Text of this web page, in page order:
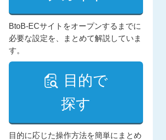
BtoB-ECサイトをオープンするまでに
必要な設定を、まとめて解説していま
す。
目的で
探す
目的に応じた操作方法を簡単にまとめ